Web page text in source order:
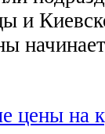
и
цены на